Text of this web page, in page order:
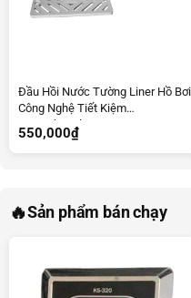
Đầu Hồi Nước Tường Liner Hồ Bơi
Công Nghệ Tiết Kiệm
Ecotechpool
550,000₫
🔥Sản phẩm bán chạy